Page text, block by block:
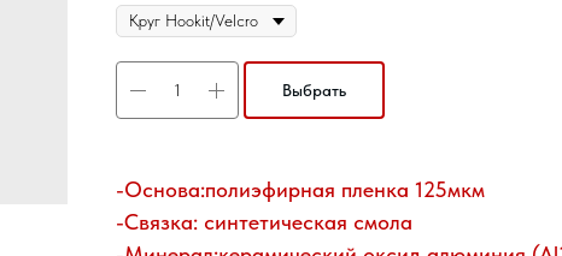
Выбрать
-Основа:полиэфирная пленка 125мкм
-Связка: синтетическая смола